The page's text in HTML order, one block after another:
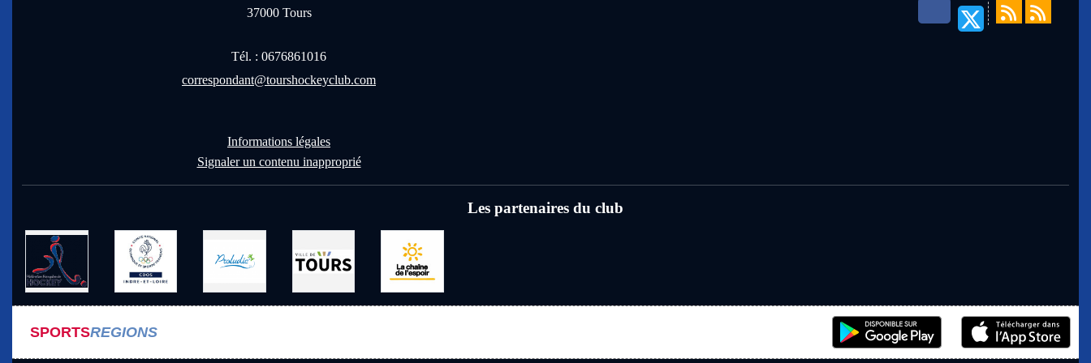
37000 Tours
Tél. : 0676861016
correspondant@tourshockeyclub.com
Informations légales
Signaler un contenu inapproprié
Les partenaires du club
SPORTSREGIONS